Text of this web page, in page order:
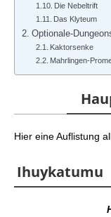
Die Nebeltrift
Das Klyteum
Optionale-
Kaktorsenke
Mahrlingen-
Hier eine Auflistung
Ihuykatumu